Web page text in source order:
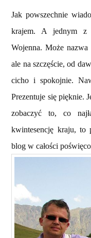
Jak powszechnie
krajem. A jednym z
Wojenna. Może nazwa
ale na szczęście, od
cicho i spokojnie.
Prezentuje się pięknie.
zobaczyć to, co
kwintesencję kraju, to
blog w całości